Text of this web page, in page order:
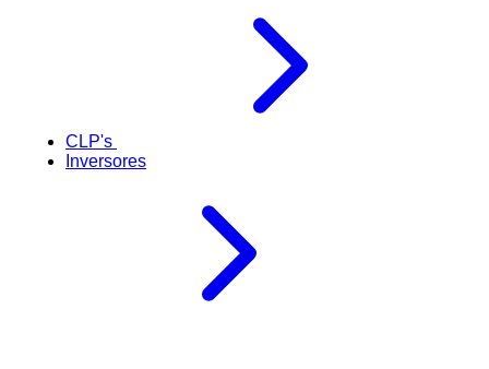
CLP's
Inversores